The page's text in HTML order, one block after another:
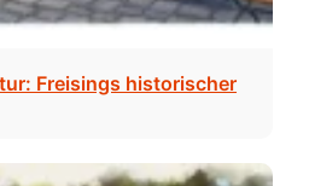
Freisings historischer